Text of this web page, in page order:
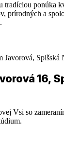
tradíciou ponúka
prírodných a
16,
Vsi so